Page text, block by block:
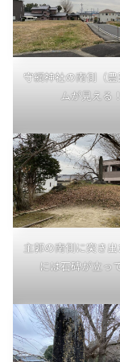
守綱神社の南側（
ムが見える
主郭の南側に突き
には石碑が立っ